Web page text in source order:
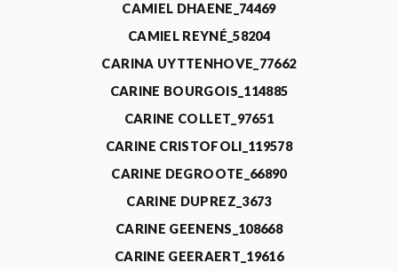
CAMIEL DHAENE_74469
CAMIEL REYNÉ_58204
CARINA UYTTENHOVE_77662
CARINE BOURGOIS_114885
CARINE COLLET_97651
CARINE CRISTOFOLI_119578
CARINE DEGROOTE_66890
CARINE DUPREZ_3673
CARINE GEENENS_108668
CARINE GEERAERT_19616